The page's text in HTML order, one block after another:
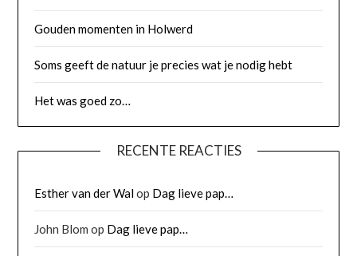
Gouden momenten in Holwerd
Soms geeft de natuur je precies wat je nodig hebt
Het was goed zo…
RECENTE REACTIES
Esther van der Walop Dag lieve pap…
John Blom op Dag lieve pap…